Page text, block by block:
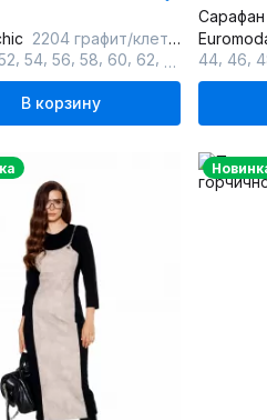
2204 графит/клетка
54 56 58 60 62
В корзину
Сарафан
44 46